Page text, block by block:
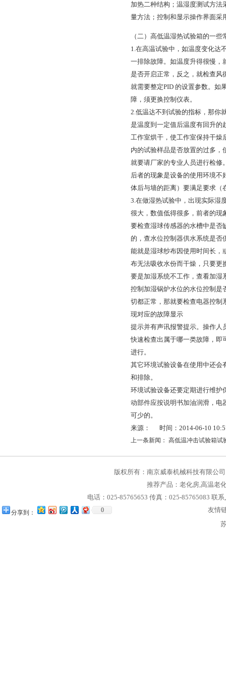
加热二种结构；温湿度测试方
量方法；控制和显示操作界面
（二）高低温湿热试验箱的一
1.在高温试验中，如温度变化达
一排除故障。如温度升得很慢
是否开启正常，反之，就检查
就需要整定PID 的设置参数。如
障，须更换控制仪表。
2.低温达不到试验的指标，那你
是温度到一定值后温度有回升
工作室烘干，使工作室保持干燥
内的试验样品是否放置的过多
就要请厂家的专业人员进行检修
后者的现象是设备的使用环境
体后与墙的距离）要满足要求
3.在做湿热试验中，出现实际湿
很大，数值低得很多，前者的
要检查湿球传感器的水槽中是
的，查水位控制器供水系统是
能就是湿球纱布因使用时间长
布无法吸收水份而干燥，只要
要是加湿系统不工作，查看加
控制加湿锅炉水位的水位控制
切都正常，那就要检查电器控制
现对应的故障显示
提示并有声讯报警提示。操作
快速检查出属于哪一类故障，
进行。
其它环境试验设备在使用中还
和排除。
环境试验设备还要定期进行维
动部件应按说明书加油润滑，
可少的。
来源： 时间：2014-06-10
上一条新闻： 高低温冲击试验箱试
版权所有： 南京威泰机械科技有限公司
推荐产品： 老化房,高温老
电话：025-85765653 传真：025-85765083 联
分享到： 0
友情